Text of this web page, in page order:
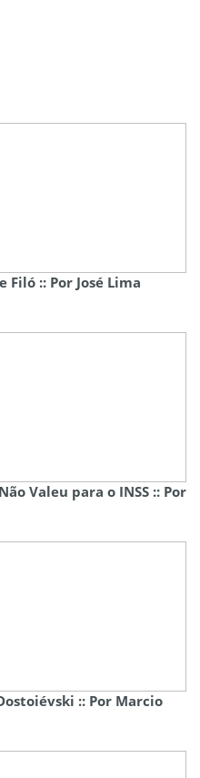
Filó :: Por José Lima
Valeu para o INSS :: Por
:: Por Marcio